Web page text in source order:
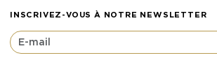
INSCRIVEZ-VOUS À NOTRE NEWSLETTER